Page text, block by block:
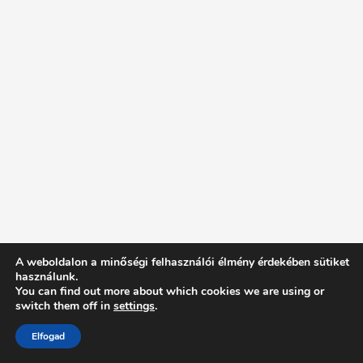
Intentionally Blank - Proudly powered by WordPress
A weboldalon a minőségi felhasználói élmény érdekében sütiket
használunk.
You can find out more about which cookies we are using or
switch them off in settings.
Elfogad